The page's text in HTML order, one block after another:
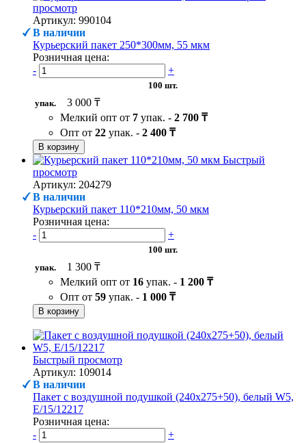
просмотр
Артикул: 990104
В наличии
Курьерский пакет 250*300мм, 55 мкм
Розничная цена:
-
+
100 шт.
упак.
3 000 ₸
Мелкий опт от 7 упак. - 2 700 ₸
Опт от 22 упак. - 2 400 ₸
В корзину
Быстрый
просмотр
Артикул: 204279
В наличии
Курьерский пакет 110*210мм, 50 мкм
Розничная цена:
-
+
100 шт.
упак.
1 300 ₸
Мелкий опт от 16 упак. - 1 200 ₸
Опт от 59 упак. - 1 000 ₸
В корзину
Быстрый просмотр
Артикул: 109014
В наличии
Пакет с воздушной подушкой (240х275+50), белый W5,
Е/15/12217
Розничная цена:
-
+